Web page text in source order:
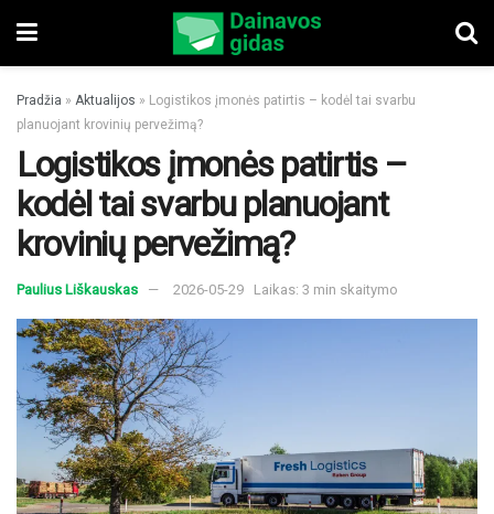
Pradžia » Aktualijos » Logistikos įmonės patirtis – kodėl tai svarbu
planuojant krovinių pervežimą?
Logistikos įmonės patirtis –
kodėl tai svarbu planuojant
krovinių pervežimą?
Paulius Liškauskas 2026-05-29 Laikas: 3 min skaitymo